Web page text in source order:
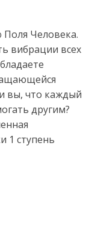
Поля Человека.
вибрации всех
вы, что каждый
другим?
1 ступень